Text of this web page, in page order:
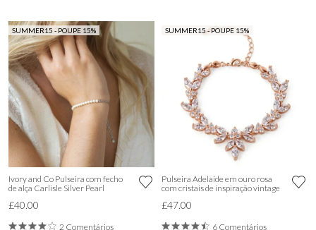
SUMMER15 - POUPE 15%
Ivory and Co Pulseira com fecho
de alça Carlisle Silver Pearl
£40.00
2 Comentários
SUMMER15 - POUPE 15%
Pulseira Adelaide em ouro rosa
com cristais de inspiração vintage
£47.00
6 Comentários